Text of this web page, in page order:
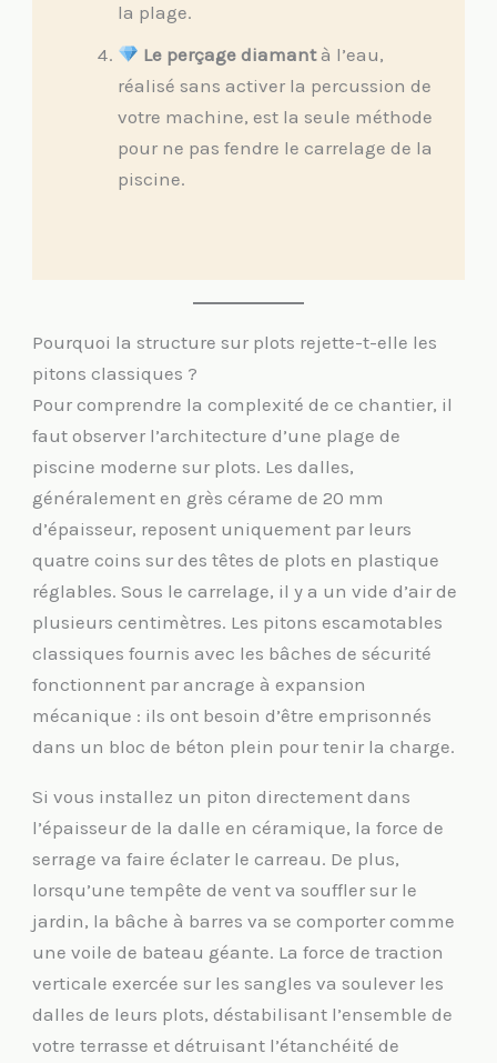
la plage.
Le perçage diamantà l’eau,
réalisé sans activer la percussion de
votre machine, est la seule méthode
pour ne pas fendre le carrelage de la
piscine.
Pourquoi la structure sur plots rejette-t-elle les
pitons classiques ?
Pour comprendre la complexité de ce chantier, il
faut observer l’architecture d’une plage de
piscine moderne sur plots. Les dalles,
généralement en grès cérame de 20 mm
d’épaisseur, reposent uniquement par leurs
quatre coins sur des têtes de plots en plastique
réglables. Sous le carrelage, il y a un vide d’air de
plusieurs centimètres. Les pitons escamotables
classiques fournis avec les bâches de sécurité
fonctionnent par ancrage à expansion
mécanique : ils ont besoin d’être emprisonnés
dans un bloc de béton plein pour tenir la charge.
Si vous installez un piton directement dans
l’épaisseur de la dalle en céramique, la force de
serrage va faire éclater le carreau. De plus,
lorsqu’une tempête de vent va souffler sur le
jardin, la bâche à barres va se comporter comme
une voile de bateau géante. La force de traction
verticale exercée sur les sangles va soulever les
dalles de leurs plots, déstabilisant l’ensemble de
votre terrasse et détruisant l’étanchéité de